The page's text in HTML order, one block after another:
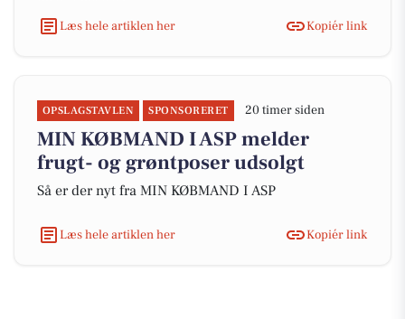
Læs hele artiklen her
Kopiér link
OPSLAGSTAVLEN SPONSORERET 20 timer siden
MIN KØBMAND I ASP melder
frugt- og grøntposer udsolgt
Så er der nyt fra MIN KØBMAND I ASP
Læs hele artiklen her Kopiér link